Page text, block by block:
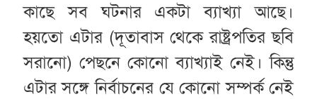
কাছে সব ঘটনার একটা ব্যাখ্যা আছে।
হয়তো এটার (দূতাবাস থেকে রাষ্ট্রপতির ছবি
সরানো) পেছনে কোনো ব্যাখ্যাই নেই। কিন্তু
এটার সঙ্গে নির্বাচনের যে কোনো সম্পর্ক নেই